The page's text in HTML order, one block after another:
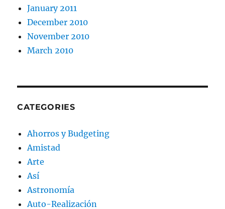
January 2011
December 2010
November 2010
March 2010
CATEGORIES
Ahorros y Budgeting
Amistad
Arte
Así
Astronomía
Auto-Realización